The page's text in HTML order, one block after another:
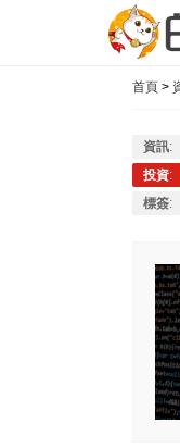
首頁 >
資訊:
投資:
標簽: